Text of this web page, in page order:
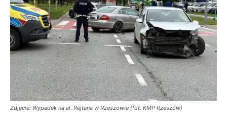
Zdjęcie: Wypadek na al. Rejtana w Rzeszowie (fot. KMP Rzeszów)